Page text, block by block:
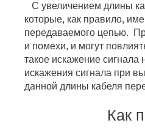
С увеличением длины
которые, как правило,
передаваемого цепью.
и помехи, и могут
такое искажение
искажения сигнала при
данной длины кабеля
Как